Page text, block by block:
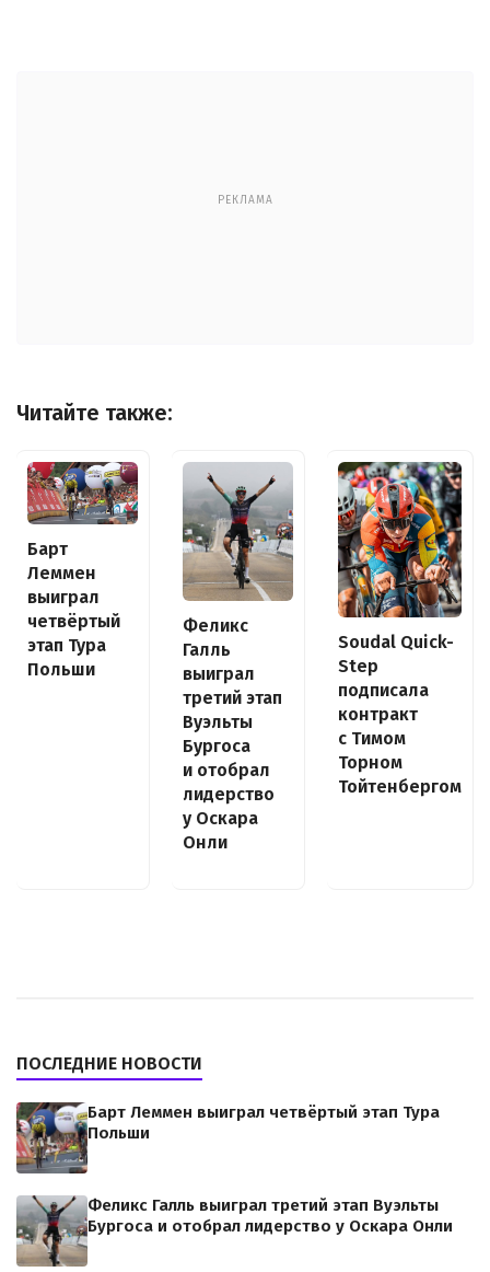
РЕКЛАМА
Читайте также:
Барт
Леммен
выиграл
четвёртый
этап Тура
Польши
Феликс
Галль
выиграл
третий этап
Вуэльты
Бургоса
и отобрал
лидерство
у Оскара
Онли
Soudal Quick-
Step
подписала
контракт
с Тимом
Торном
Тойтенбергом
ПОСЛЕДНИЕ НОВОСТИ
Барт Леммен выиграл четвёртый этап Тура
Польши
Феликс Галль выиграл третий этап Вуэльты
Бургоса и отобрал лидерство у Оскара Онли